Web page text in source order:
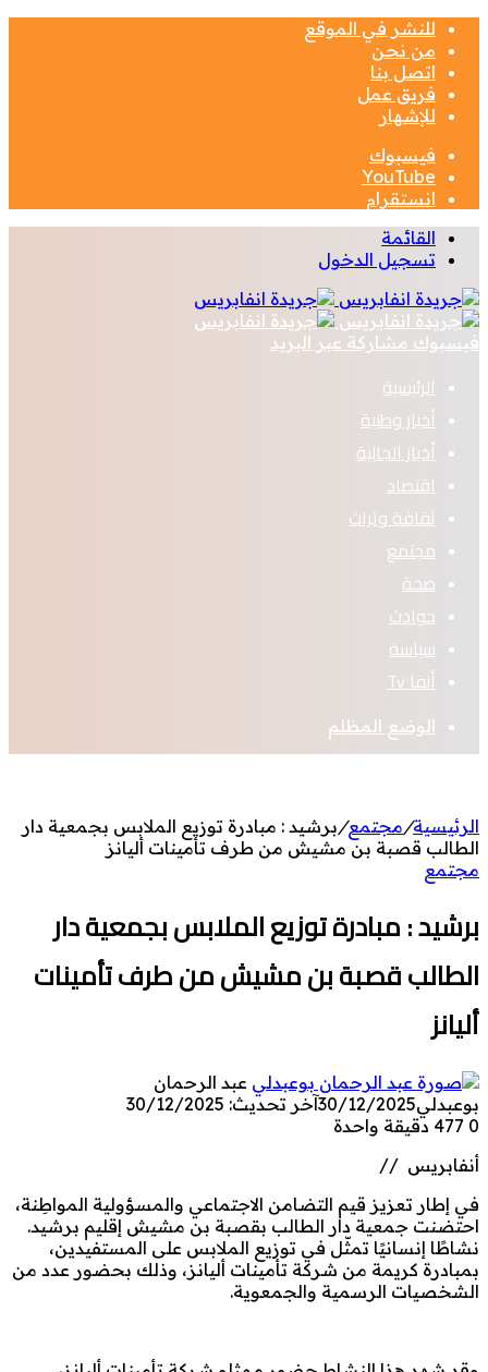
للنشر في الموقع
من نحن
اتصل بنا
فريق عمل
للإشهار
فيسبوك
‫YouTube
انستقرام
القائمة
تسجيل الدخول
فيسبوك مشاركة عبر البريد
الرئيسية
أخبار وطنية
أخبار الجالية
اقتصاد
ثقافة وتراث
مجتمع
صحة
حوادث
سياسة
أنفا Tv
الوضع المظلم
الرئيسية/مجتمع/برشيد : مبادرة توزيع الملابس بجمعية دار
الطالب قصبة بن مشيش من طرف تأمينات أليانز
مجتمع
برشيد : مبادرة توزيع الملابس بجمعية دار
الطالب قصبة بن مشيش من طرف تأمينات
أليانز
عبد الرحمان
بوعبدلي30/12/2025آخر تحديث: 30/12/2025
0
دقيقة واحدة
أنفابريس //
في إطار تعزيز قيم التضامن الاجتماعي والمسؤولية المواطِنة،
احتضنت جمعية دار الطالب بقصبة بن مشيش إقليم برشيد.
نشاطًا إنسانيًا تمثّل في توزيع الملابس على المستفيدين،
بمبادرة كريمة من شركة تأمينات أليانز، وذلك بحضور عدد من
الشخصيات الرسمية والجمعوية.